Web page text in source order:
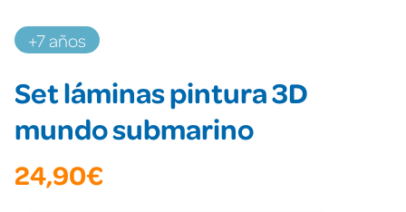
+7 años
Set láminas pintura 3D
mundo submarino
24,90€